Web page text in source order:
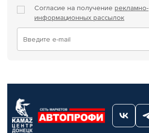
Согласие на получение рекламно-
информационных рассылок